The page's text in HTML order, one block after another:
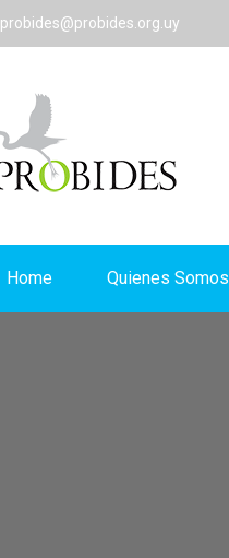
probides@probides.org.uy
Home Quienes Somos